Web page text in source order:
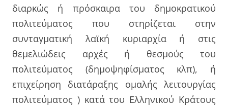
διαρκώς ή πρόσκαιρα του δημοκρατικού
πολιτεύματος που στηρίζεται στην
συνταγματική λαϊκή κυριαρχία ή στις
θεμελιώδεις αρχές ή θεσμούς του
πολιτεύματος (δημοψηφίσματος κλπ), ή
επιχείρηση διατάραξης ομαλής λειτουργίας
πολιτεύματος ) κατά του Ελληνικού Κράτους